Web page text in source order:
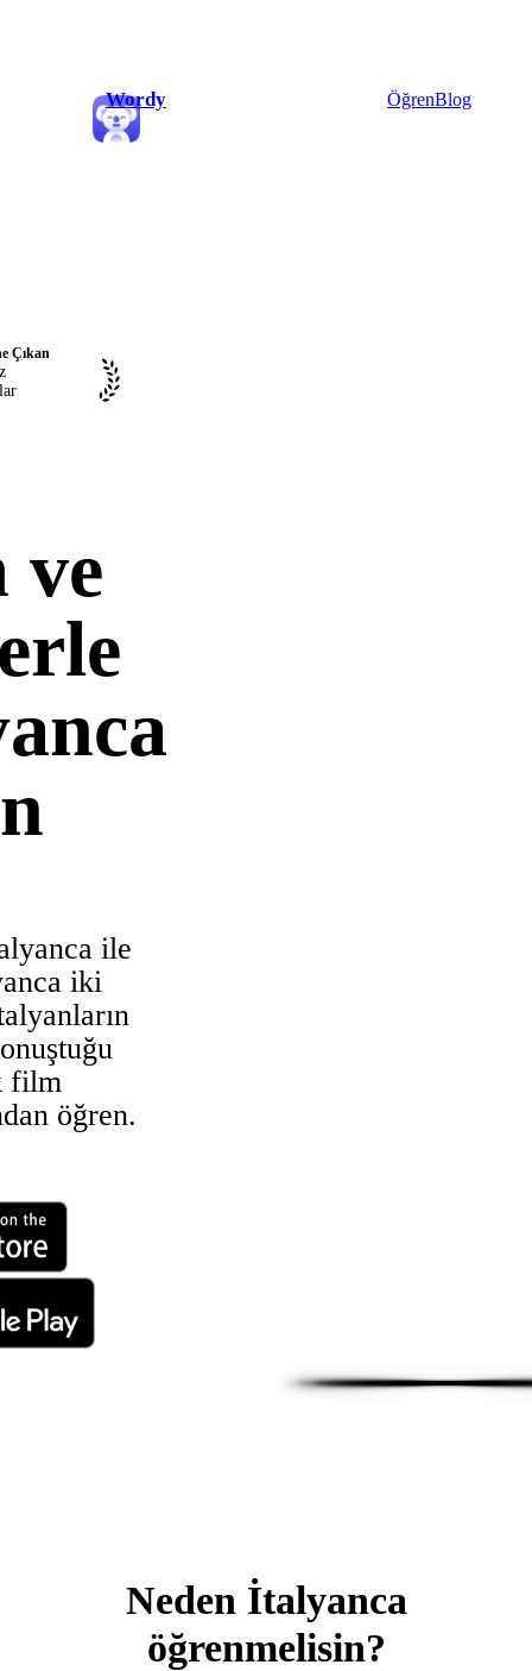
Wordy ÖğrenBlog
Çıkan
ve
ile
iki
film
öğren.
Neden İtalyanca
öğrenmelisin?